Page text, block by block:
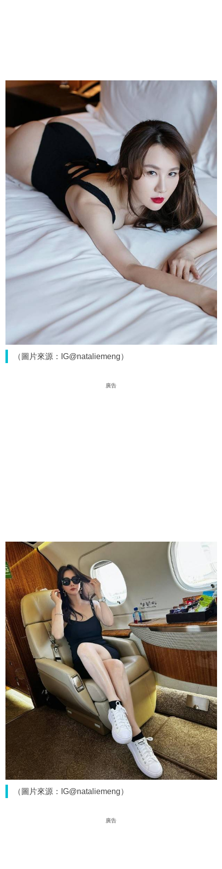
（圖片來源：IG@nataliemeng）
廣告
（圖片來源：IG@nataliemeng）
廣告